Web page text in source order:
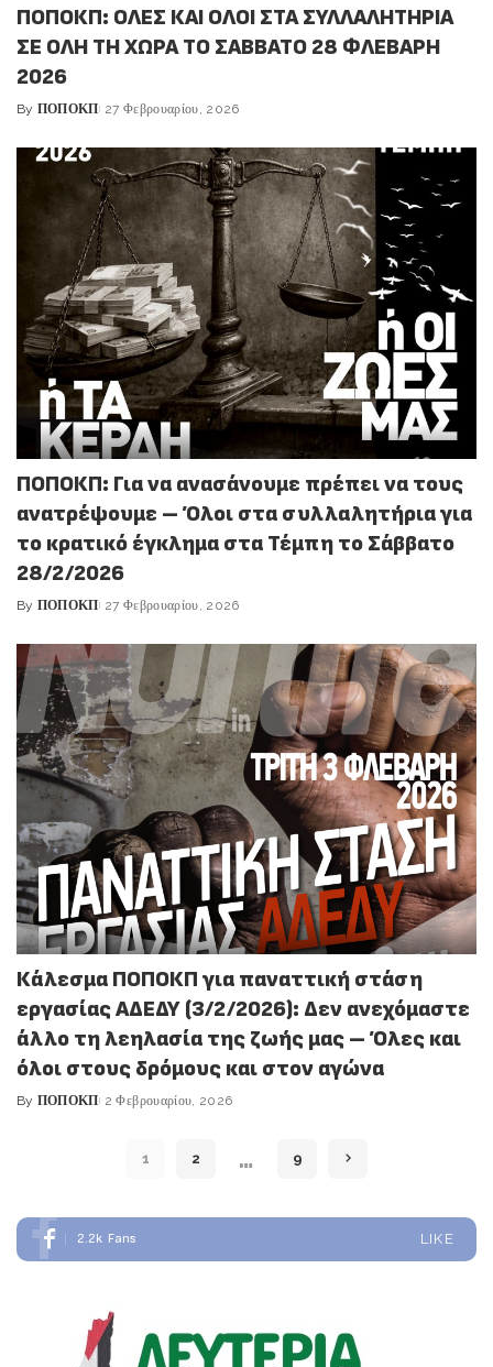
ΠΟΠΟΚΠ: ΟΛΕΣ ΚΑΙ ΟΛΟΙ ΣΤΑ ΣΥΛΛΑΛΗΤΗΡΙΑ
ΣΕ ΟΛΗ ΤΗ ΧΩΡΑ ΤΟ ΣΑΒΒΑΤΟ 28 ΦΛΕΒΑΡΗ
2026
Posted
By ΠΟΠΟΚΠ 27 Φεβρουαρίου, 2026
ΠΟΠΟΚΠ: Για να ανασάνουμε πρέπει να τους
ανατρέψουμε – Όλοι στα συλλαλητήρια για
το κρατικό έγκλημα στα Τέμπη το Σάββατο
28/2/2026
Posted
By ΠΟΠΟΚΠ 27 Φεβρουαρίου, 2026
Κάλεσμα ΠΟΠΟΚΠ για παναττική στάση
εργασίας ΑΔΕΔΥ (3/2/2026): Δεν ανεχόμαστε
άλλο τη λεηλασία της ζωής μας – Όλες και
όλοι στους δρόμους και στον αγώνα
Posted
By ΠΟΠΟΚΠ 2 Φεβρουαρίου, 2026
1 2 … 9
2.2k Fans LIKE